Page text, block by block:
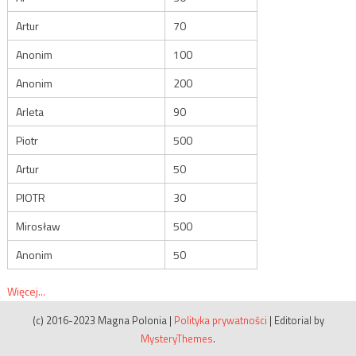
Artur
70
Anonim
100
Anonim
200
Arleta
90
Piotr
500
Artur
50
PIOTR
30
Mirosław
500
Anonim
50
Więcej...
(c) 2016-2023 Magna Polonia | Polityka prywatności | Editorial by
MysteryThemes.